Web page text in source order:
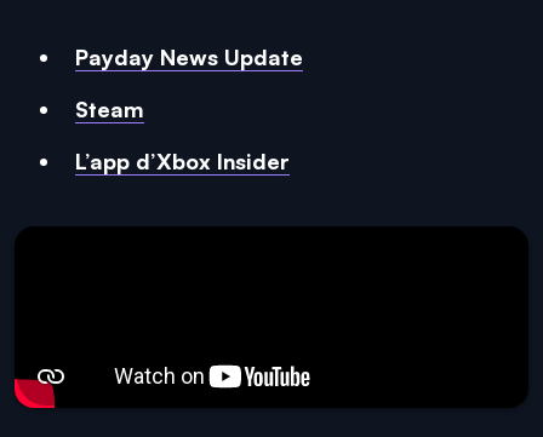
Payday News Update
Steam
L’app d’Xbox Insider